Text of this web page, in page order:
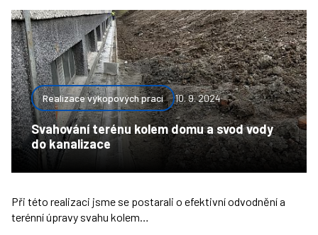
Realizace výkopových prací 10. 9. 2024
Svahování terénu kolem domu a svod vody
do kanalizace
Při této realizaci jsme se postarali o efektivní odvodnění a
terénní úpravy svahu kolem…